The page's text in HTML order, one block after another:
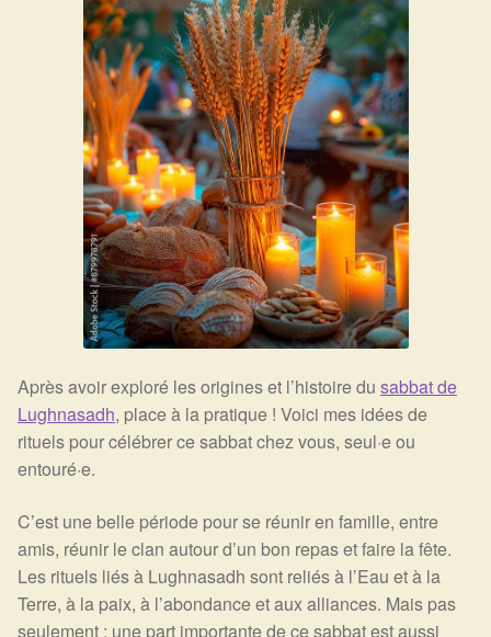
Harmonisation
Harmonisation de l’être
Harmonisation des lieux
Soin beauté
Sels de bain
Encens
Cadeaux de naissance
Ésotérisme : les pratiques spirituelles du monde invisible
Arts Divinatoires : Percez les Mystères de l’Invisible
Magie: Le Savoir des Sorcières
Après avoir exploré les origines et l’histoire du sabbat de
Lughnasadh, place à la pratique ! Voici mes idées de
rituels pour célébrer ce sabbat chez vous, seul·e ou
entouré·e.
C’est une belle période pour se réunir en famille, entre
amis, réunir le clan autour d’un bon repas et faire la fête.
Les rituels liés à Lughnasadh sont reliés à l’Eau et à la
Terre, à la paix, à l’abondance et aux alliances. Mais pas
seulement : une part importante de ce sabbat est aussi